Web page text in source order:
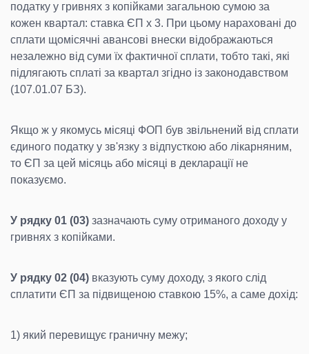
податку у гривнях з копійками загальною сумою за
кожен квартал: ставка ЄП х 3. При цьому нараховані до
сплати щомісячні авансові внески відображаються
незалежно від суми їх фактичної сплати, тобто такі, які
підлягають сплаті за квартал згідно із законодавством
(107.01.07 БЗ).
Якщо ж у якомусь місяці ФОП був звільнений від сплати
єдиного податку у зв'язку з відпусткою або лікарняним,
то ЄП за цей місяць або місяці в декларації не
показуємо.
У рядку 01 (03) зазначають суму отриманого доходу у
гривнях з копійками.
У рядку 02 (04) вказують суму доходу, з якого слід
сплатити ЄП за підвищеною ставкою 15%, а саме дохід:
1) який перевищує граничну межу;